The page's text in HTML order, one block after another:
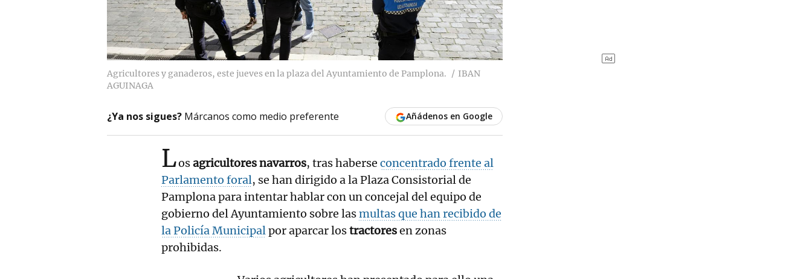
Agricultores y ganaderos, este jueves en la plaza del Ayuntamiento de Pamplona.
IBAN
AGUINAGA
¿Ya nos sigues? Márcanos como medio preferente Añádenos en Google
Losagricultores navarros, tras haberse concentrado frente al
Parlamento foral, se han dirigido a la Plaza Consistorial de
Pamplona para intentar hablar con un concejal del equipo de
gobierno del Ayuntamiento sobre lasmultas que han recibido de
la Policía Municipalpor aparcar lostractoresen zonas
prohibidas.